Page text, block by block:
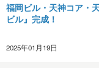
福岡ビル・天神コア・
ビル』完成！
2025年01月19日